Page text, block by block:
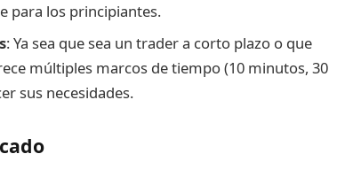
para los principiantes.
: Ya sea que sea un trader a corto plazo o que
múltiples marcos de tiempo (10 minutos, 30
sus necesidades.